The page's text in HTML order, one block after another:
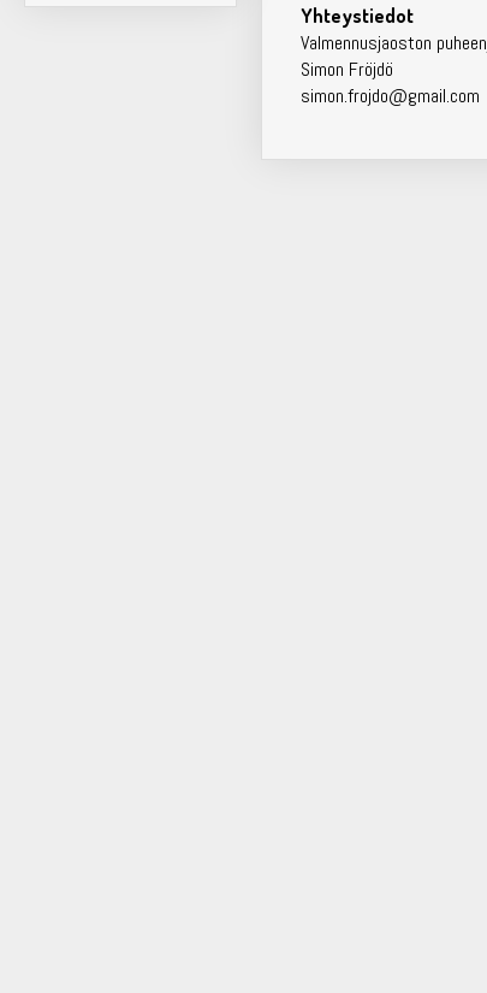
Yhteystiedot
Valmennusjaoston
Simon Fröjdö
simon.frojdo@gmail.com